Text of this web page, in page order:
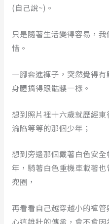
(自己說~)。
只是隨著生活變得容易，
惜。
一腳套進褲子，突然覺得
身體搞得跟骷髏一樣。
想到照片裡十六歲就歷經
淪陷等等的那個少年；
想到旁邊那個戴著白色安
年，騎著白色重機車載著
兜圈，
再看看自己越穿越小的褲
心這雄壯的傳承，會不會因